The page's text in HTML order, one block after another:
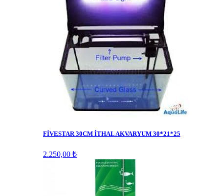
FİVESTAR 30CM İTHAL AKVARYUM 30*21*25
2.250,00 ₺